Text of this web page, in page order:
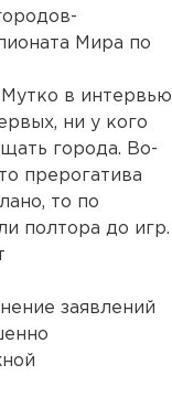
Мира по
в интервью
ни у кого
города. Во-
прерогатива
то по
полтора до игр.
заявлений